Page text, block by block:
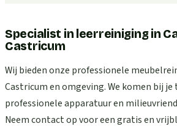
Specialist in leerreiniging in
Castricum
Wij bieden onze professionele
Castricum en omgeving. We komen bij
professionele apparatuur en
Neem contact op voor een gratis en